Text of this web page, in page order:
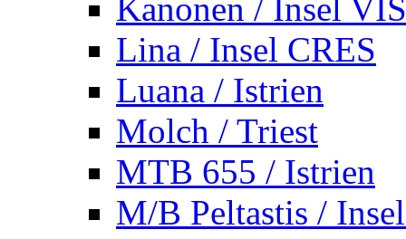
Kanonen / Insel VIS
Lina / Insel CRES
Luana / Istrien
Molch / Triest
MTB 655 / Istrien
M/B Peltastis /